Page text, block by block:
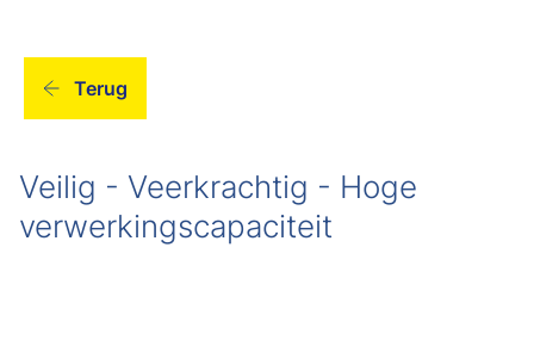
Terug
Veilig - Veerkrachtig - Hoge
verwerkingscapaciteit